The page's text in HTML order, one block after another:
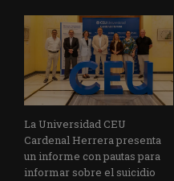
La Universidad CEU
Cardenal Herrera presenta
un informe con pautas para
informar sobre el suicidio